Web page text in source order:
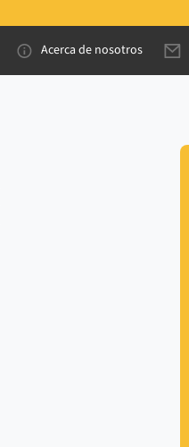
Acerca de nosotros